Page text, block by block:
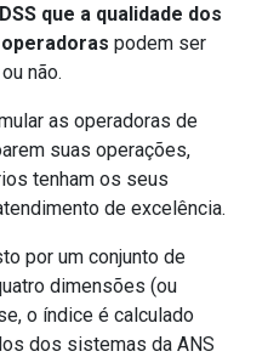
que a qualidade dos
podem ser
não.
as operadoras de
suas operações,
tenham os seus
de excelência.
por um conjunto de
dimensões (ou
o índice é calculado
dos sistemas da ANS